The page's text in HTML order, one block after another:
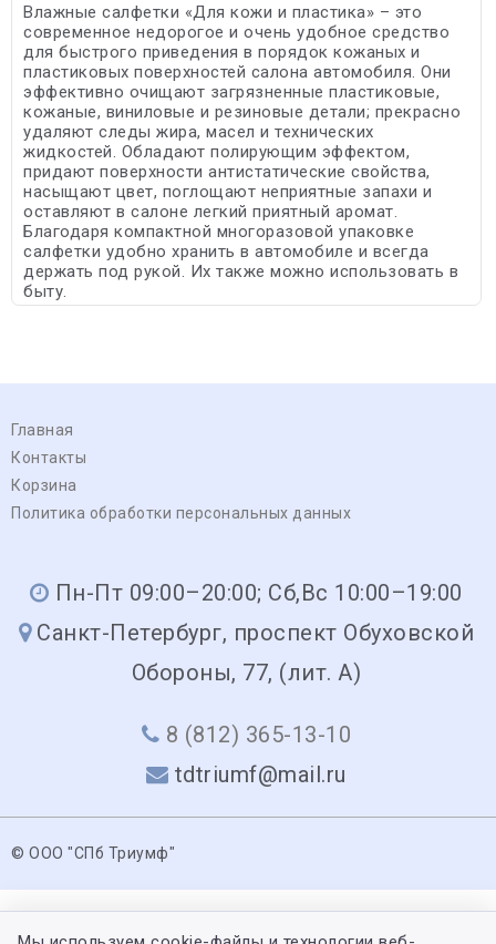
Влажные салфетки «Для кожи и пластика» – это
современное недорогое и очень удобное средство
для быстрого приведения в порядок кожаных и
пластиковых поверхностей салона автомобиля. Они
эффективно очищают загрязненные пластиковые,
кожаные, виниловые и резиновые детали; прекрасно
удаляют следы жира, масел и технических
жидкостей. Обладают полирующим эффектом,
придают поверхности антистатические свойства,
насыщают цвет, поглощают неприятные запахи и
оставляют в салоне легкий приятный аромат.
Благодаря компактной многоразовой упаковке
салфетки удобно хранить в автомобиле и всегда
держать под рукой. Их также можно использовать в
быту.
Главная
Контакты
Корзина
Политика обработки персональных данных
Пн-Пт 09:00–20:00; Сб,Вс 10:00–19:00
Санкт-Петербург, проспект Обуховской
Обороны, 77, (лит. А)
8 (812) 365-13-10
tdtriumf@mail.ru
© ООО "СПб Триумф"